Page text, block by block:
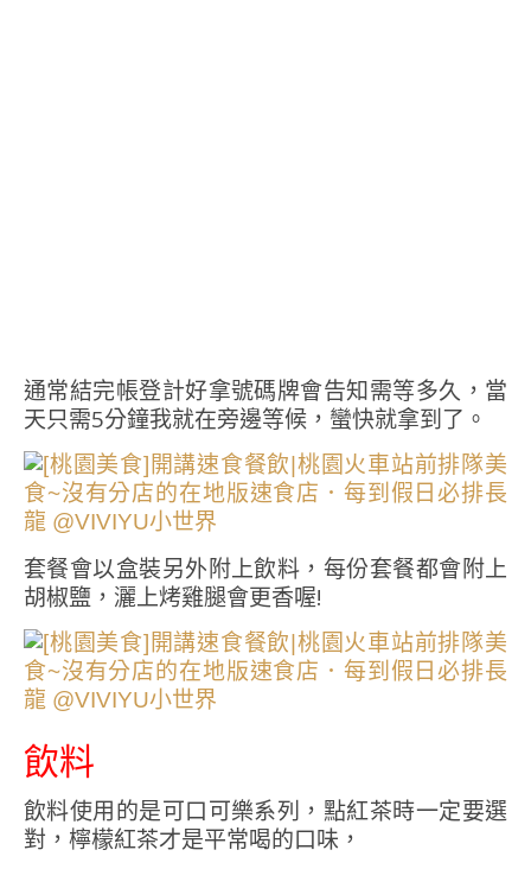
通常結完帳登計好拿號碼牌會告知需等多久，當
天只需5分鐘我就在旁邊等候，蠻快就拿到了。
套餐會以盒裝另外附上飲料，每份套餐都會附上
胡椒鹽，灑上烤雞腿會更香喔!
飲料
飲料使用的是可口可樂系列，點紅茶時一定要選
對，檸檬紅茶才是平常喝的口味，